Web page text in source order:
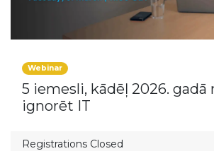
Webinar
5 iemesli, kādēļ 2026. gadā
ignorēt IT
Registrations Closed